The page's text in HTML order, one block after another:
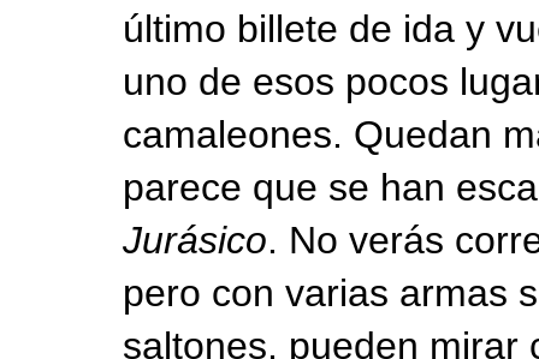
último billete de ida y
uno de esos pocos
camaleones. Quedan
parece que se han
Jurásico. No verás
pero con varias armas
saltones, pueden mirar